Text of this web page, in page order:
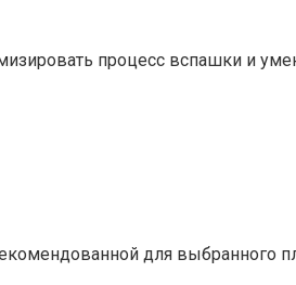
процесс вспашки и
для выбранного